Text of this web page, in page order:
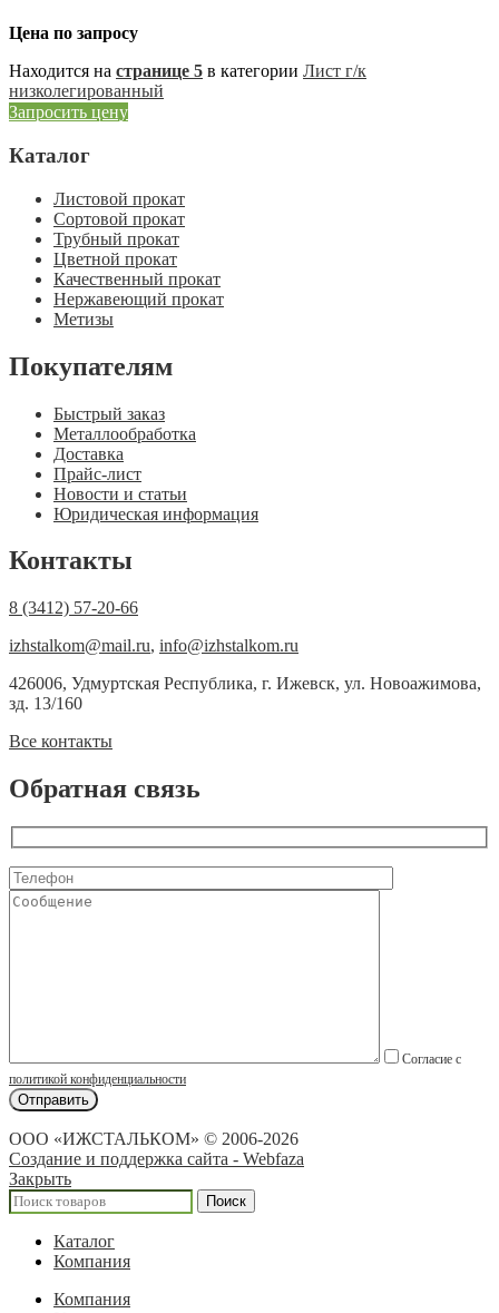
Цена по запросу
Находится на странице 5 в категории Лист г/к
низколегированный
Запросить цену
Каталог
Листовой прокат
Сортовой прокат
Трубный прокат
Цветной прокат
Качественный прокат
Нержавеющий прокат
Метизы
Покупателям
Быстрый заказ
Металлообработка
Доставка
Прайс-лист
Новости и статьи
Юридическая информация
Контакты
8 (3412) 57-20-66
izhstalkom@mail.ru, info@izhstalkom.ru
426006, Удмуртская Республика, г. Ижевск, ул. Новоажимова,
зд. 13/160
Все контакты
Обратная связь
Согласие с
политикой конфиденциальности
ООО «ИЖСТАЛЬКОМ» © 2006-2026
Создание и поддержка сайта - Webfaza
Закрыть
Поиск
Каталог
Компания
Компания